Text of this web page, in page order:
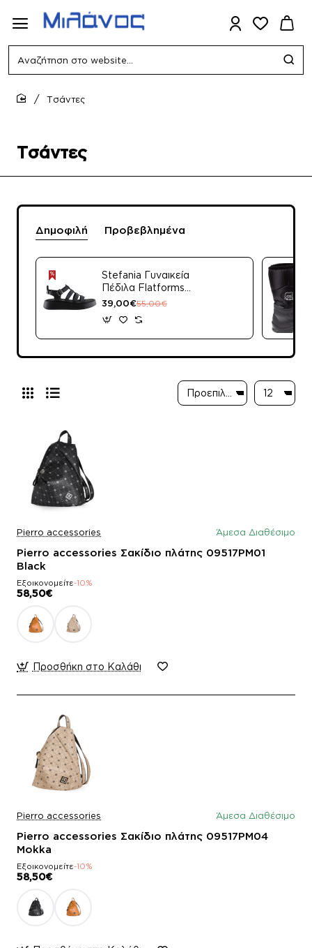
Αναζήτηση
website...
Τσάντες
Τσάντες
Δημοφιλή Προβεβλημένα
Stefania Γυναικεία
Πέδιλα Flatforms
Δέρμα 3843 Ταμπά
39,00€55,00€
Pierro accessories Άμεσα Διαθέσιμο
Pierro accessories Σακίδιο πλάτης 09517PM01
Black
Εξοικονομείτε-10%
58,50€
Προσθήκη στο Καλάθι
Pierro accessories Άμεσα Διαθέσιμο
Pierro accessories Σακίδιο πλάτης 09517PM04
Mokka
Εξοικονομείτε-10%
58,50€